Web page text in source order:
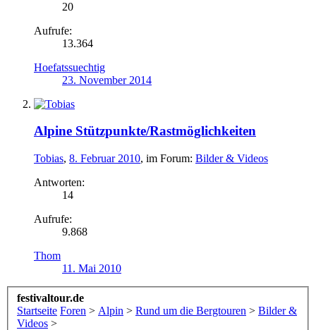
20
Aufrufe:
13.364
Hoefatssuechtig
23. November 2014
Alpine Stützpunkte/Rastmöglichkeiten
Tobias, 8. Februar 2010, im Forum: Bilder & Videos
Antworten:
14
Aufrufe:
9.868
Thom
11. Mai 2010
festivaltour.de
Startseite Foren > Alpin > Rund um die Bergtouren > Bilder &
Videos >